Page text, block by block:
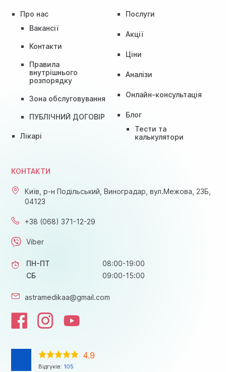
Про нас
Вакансії
Контакти
Правила
внутрішнього
розпорядку
Зона обслуговування
ПУБЛІЧНИЙ ДОГОВІР
Лікарі
Послуги
Акції
Ціни
Аналізи
Онлайн-консультація
Блог
Тести та
калькулятори
КОНТАКТИ
Київ, р-н Подільський, Виноградар, вул.Межова, 23Б,
04123
+38 (068) 371-12-29
Viber
ПН-ПТ
08:00-19:00
СБ
09:00-15:00
astramedikaa@gmail.com
4.9
Відгуків: 105